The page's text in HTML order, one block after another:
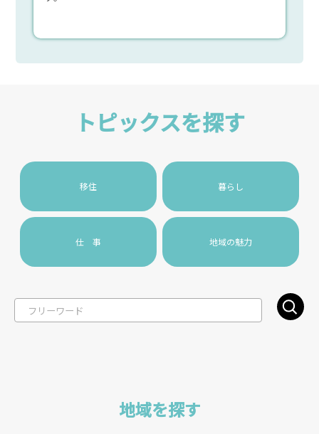
地域を探す
トピックスを探す
移住 暮らし
仕 事 地域の魅力